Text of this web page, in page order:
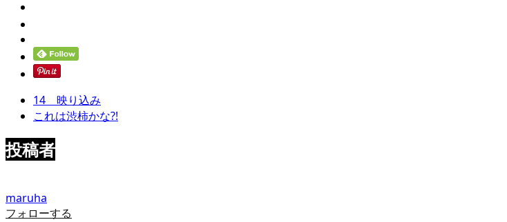
14 映り込み
これは渋柿かな?!
投稿者
maruha
フォローする